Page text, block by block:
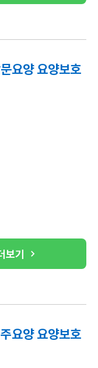
요양 요양보호
보기
요양 요양보호